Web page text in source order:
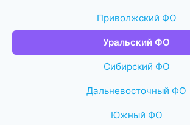
Приволжский ФО
Уральский ФО
Сибирский ФО
Дальневосточный ФО
Южный ФО